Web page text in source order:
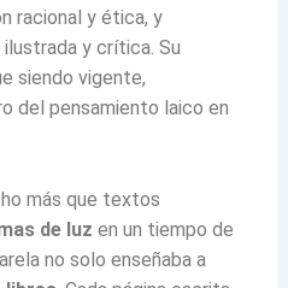
racional y ética, y
y crítica. Su
siendo vigente,
del pensamiento laico en
más que textos
de luz en un tiempo de
no solo enseñaba a